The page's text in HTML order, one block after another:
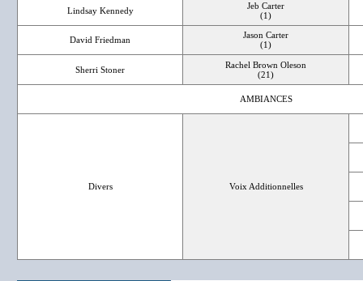
Lindsay Kennedy
Jeb Carter
(1)
David Friedman
Jason Carter
(1)
Sherri Stoner
Rachel Brown Oleson
(21)
AMBIANCES
Divers Voix Additionnelles